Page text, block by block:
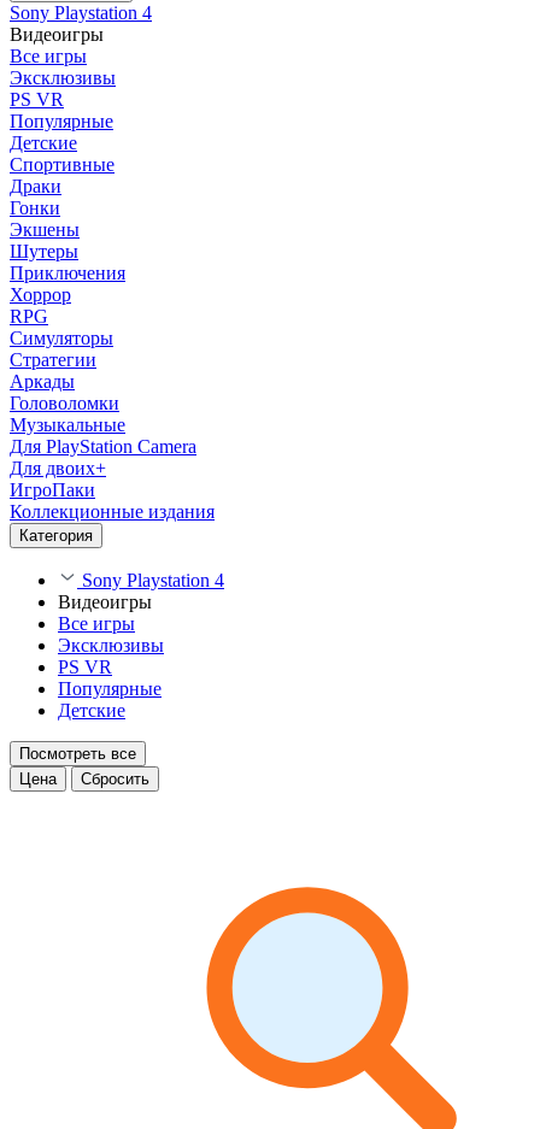
Sony Playstation 4
Видеоигры
Все игры
Эксклюзивы
PS VR
Популярные
Детские
Спортивные
Драки
Гонки
Экшены
Шутеры
Приключения
Хоррор
RPG
Симуляторы
Стратегии
Аркады
Головоломки
Музыкальные
Для PlayStation Camera
Для двоих+
ИгроПаки
Коллекционные издания
Категория
Sony Playstation 4
Видеоигры
Все игры
Эксклюзивы
PS VR
Популярные
Детские
Посмотреть все
Цена
Сбросить